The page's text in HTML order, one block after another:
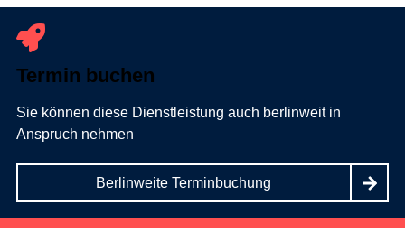
Termin buchen
Sie können diese Dienstleistung auch berlinweit in
Anspruch nehmen
Berlinweite Terminbuchung